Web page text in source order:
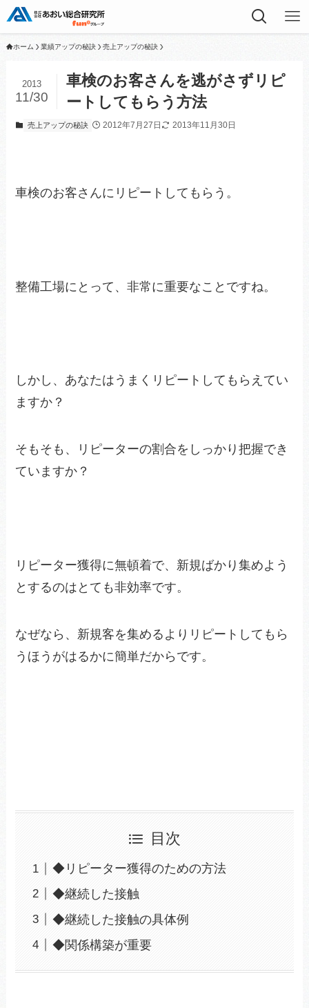
ホーム 業績アップの秘訣 売上アップの秘訣
車検のお客さんを逃がさずリピ
ートしてもらう方法
2013
11/30
売上アップの秘訣 2012年7月27日 2013年11月30日
車検のお客さんにリピートしてもらう。
整備工場にとって、非常に重要なことですね。
しかし、あなたはうまくリピートしてもらえてい
ますか？
そもそも、リピーターの割合をしっかり把握でき
ていますか？
リピーター獲得に無頓着で、新規ばかり集めよう
とするのはとても非効率です。
なぜなら、新規客を集めるよりリピートしてもら
うほうがはるかに簡単だからです。
目次
◆リピーター獲得のための方法
◆継続した接触
◆継続した接触の具体例
◆関係構築が重要